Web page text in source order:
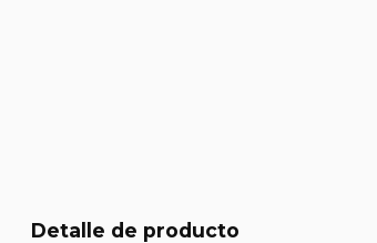
Detalle de producto